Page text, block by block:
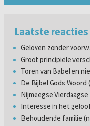
Laatste reacties
Geloven zonder
Groot principiële
Toren van Babel en
De Bijbel Gods Woord
Nijmeegse Vierdaagse
Interesse in het
Behoudende familie